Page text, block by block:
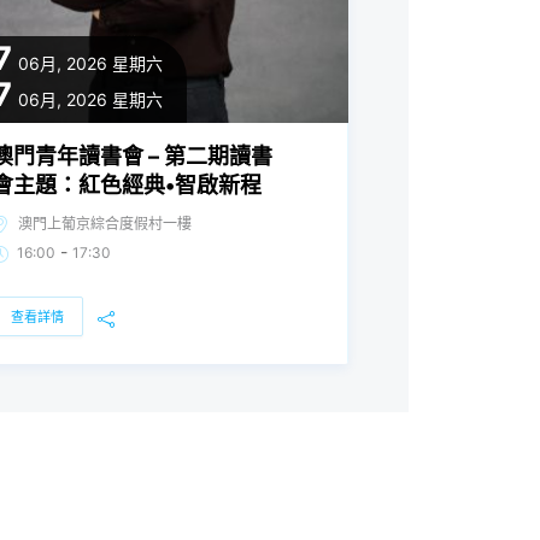
06月, 2026 星期六
06月, 2026 星期六
門青年讀書會 – 第二期讀書
主題：紅色經典•智啟新程
澳門上葡京綜合度假村一樓
16:00 - 17:30
查看詳情